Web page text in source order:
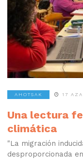
AHOTSAK 17
Una lectura
climática
"La migración
desproporcionada